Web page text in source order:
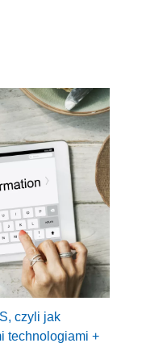
czyli jak
technologiami +